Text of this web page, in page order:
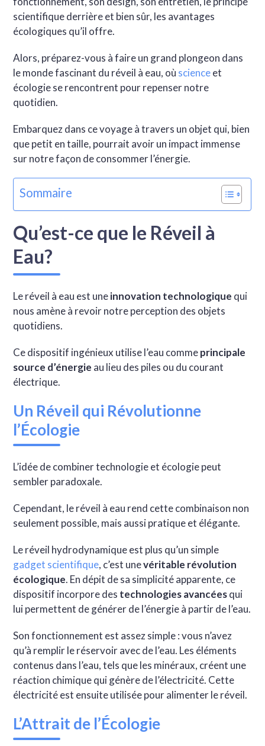
scientifique derrière et bien sûr, les avantages
écologiques qu’il offre.
Alors, préparez-vous à faire un grand plongeon dans
le monde fascinant du réveil à eau, où scienceet
écologie se rencontrent pour repenser notre
quotidien.
Embarquez dans ce voyage à travers un objet qui, bien
que petit en taille, pourrait avoir un impact immense
sur notre façon de consommer l’énergie.
Sommaire
Qu’est-ce que le Réveil à
Eau?
Le réveil à eau est uneinnovation technologique qui
nous amène à revoir notre perception des objets
quotidiens.
Ce dispositif ingénieux utilise l’eau commeprincipale
source d’énergie au lieu des piles ou du courant
électrique.
Un Réveil qui Révolutionne
l’Écologie
L’idée de combiner technologie et écologie peut
sembler paradoxale.
Cependant, le réveil à eau rend cette combinaison non
seulement possible, mais aussi pratique et élégante.
Le réveil hydrodynamique est plus qu’un simple
gadget scientifique, c’est unevéritable révolution
écologique. En dépit de sa simplicité apparente, ce
dispositif incorpore des technologies avancéesqui
lui permettent de générer de l’énergie à partir de l’eau.
Son fonctionnement est assez simple : vous n’avez
qu’à remplir le réservoir avec de l’eau. Les éléments
contenus dans l’eau, tels que les minéraux, créent une
réaction chimique qui génère de l’électricité. Cette
électricité est ensuite utilisée pour alimenter le réveil.
L’Attrait de l’Écologie